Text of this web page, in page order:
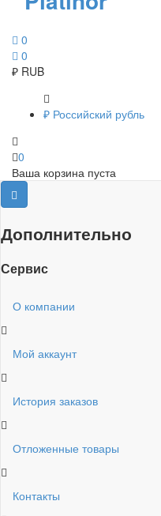
0
0
₽ RUB
₽ Российский рубль
0
Ваша корзина пуста
Дополнительно
Сервис
О компании
Мой аккаунт
История заказов
Отложенные товары
Контакты